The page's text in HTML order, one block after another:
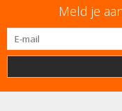
Meld je